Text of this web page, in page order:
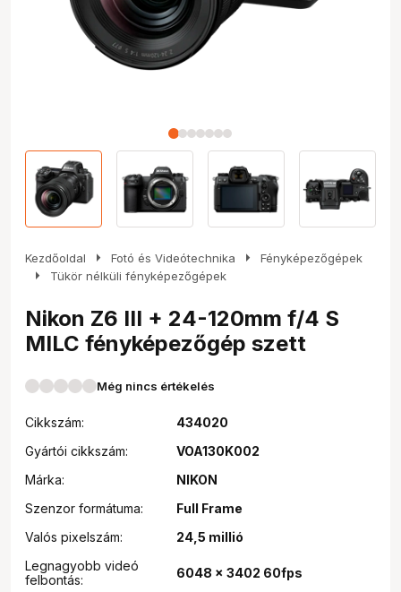
Kezdőoldal arrow_right Fotó és Videótechnika arrow_right Fényképezőgépek
arrow_right Tükör nélküli fényképezőgépek
Nikon Z6 III + 24-120mm f/4 S
MILC fényképezőgép szett
Még nincs értékelés
Cikkszám:
434020
Gyártói cikkszám:
VOA130K002
Márka:
NIKON
Szenzor formátuma:
Full Frame
Valós pixelszám:
24,5 millió
Legnagyobb videó
felbontás:
6048 x 3402 60fps